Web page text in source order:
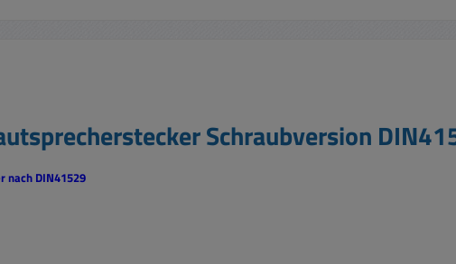
Schraubversion
nach DIN41529